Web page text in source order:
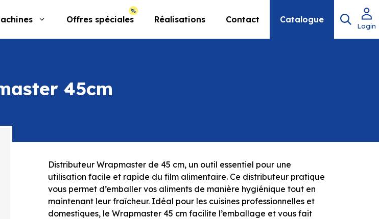
Offres spéciales Réalisations Contact Catalogue
Login
45cm
Distributeur Wrapmaster de 45 cm, un outil essentiel pour une
utilisation facile et rapide du film alimentaire. Ce distributeur pratique
vous permet d’emballer vos aliments de manière hygiénique tout en
maintenant leur fraîcheur. Idéal pour les cuisines professionnelles et
domestiques, le Wrapmaster 45 cm facilite l’emballage et vous fait